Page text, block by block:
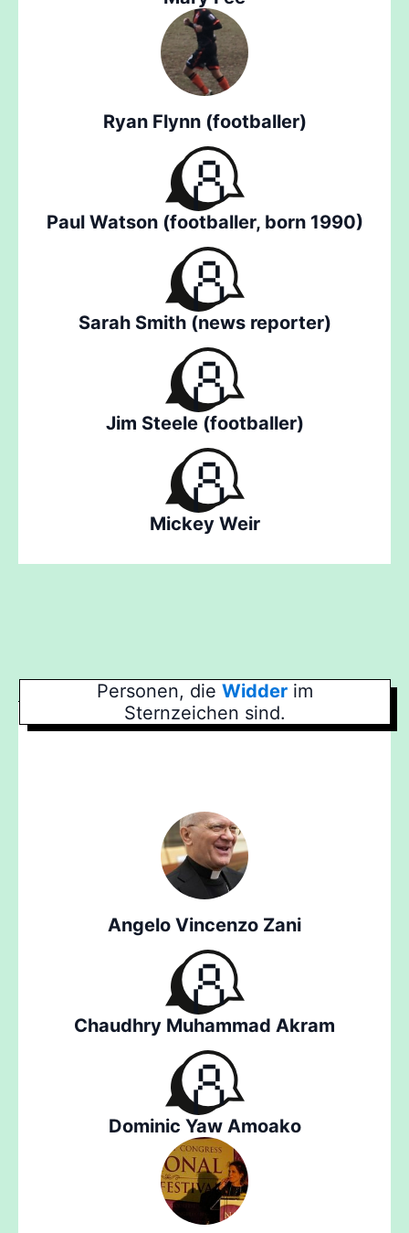
Ryan Flynn (footballer)
Paul Watson (footballer, born 1990)
Sarah Smith (news reporter)
Jim Steele (footballer)
Mickey Weir
Personen, dieWidder im
Sternzeichen sind.
Angelo Vincenzo Zani
Chaudhry Muhammad Akram
Dominic Yaw Amoako